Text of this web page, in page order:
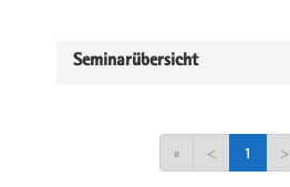
Seminarübersicht
« < 1 >